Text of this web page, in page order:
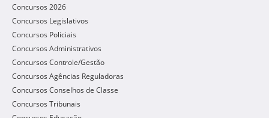
Concursos 2026
Concursos Legislativos
Concursos Policiais
Concursos Administrativos
Concursos Controle/Gestão
Concursos Agências Reguladoras
Concursos Conselhos de Classe
Concursos Tribunais